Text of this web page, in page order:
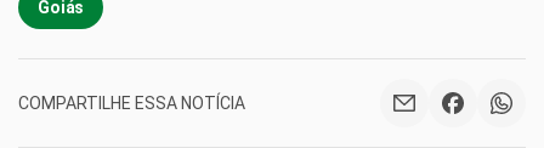
Goiás
COMPARTILHE ESSA NOTÍCIA